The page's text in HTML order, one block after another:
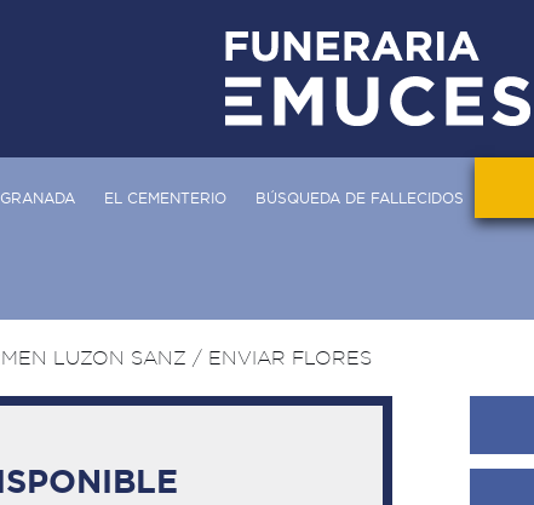
EL CEMENTERIO BÚSQUEDA DE FALLECIDOS
LUZON SANZ / ENVIAR FLORES